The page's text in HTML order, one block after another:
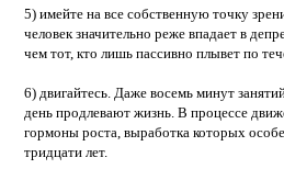
5) имейте на все собственную точку
человек значительно реже впадает в
чем тот, кто лишь пассивно плывет по
6) двигайтесь. Даже восемь минут
день продлевают жизнь. В процессе
гормоны роста, выработка которых
тридцати лет.